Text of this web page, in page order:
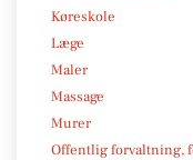
Køreskole
Læge
Maler
Massage
Murer
Offentlig forvaltning,